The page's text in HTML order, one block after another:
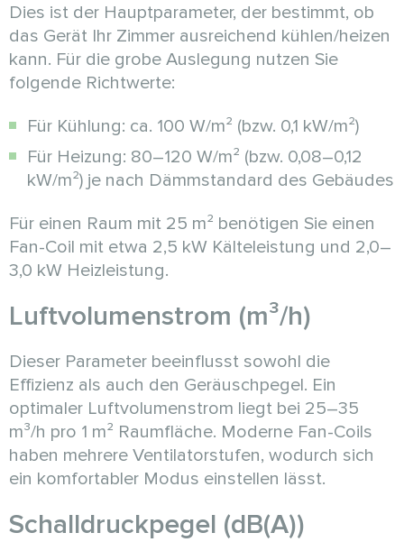
Dies ist der Hauptparameter, der bestimmt, ob
das Gerät Ihr Zimmer ausreichend kühlen/heizen
kann. Für die grobe Auslegung nutzen Sie
folgende Richtwerte:
Für Kühlung: ca. 100 W/m² (bzw. 0,1 kW/m²)
Für Heizung: 80–120 W/m² (bzw. 0,08–0,12
kW/m²) je nach Dämmstandard des Gebäudes
Für einen Raum mit 25 m² benötigen Sie einen
Fan-Coil mit etwa 2,5 kW Kälteleistung und 2,0–
3,0 kW Heizleistung.
Luftvolumenstrom (m³/h)
Dieser Parameter beeinflusst sowohl die
Effizienz als auch den Geräuschpegel. Ein
optimaler Luftvolumenstrom liegt bei 25–35
m³/h pro 1 m² Raumfläche. Moderne Fan-Coils
haben mehrere Ventilatorstufen, wodurch sich
ein komfortabler Modus einstellen lässt.
Schalldruckpegel (dB(A))